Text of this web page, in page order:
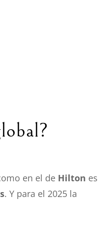
en el de Hilton es
. Y para el 2025 la